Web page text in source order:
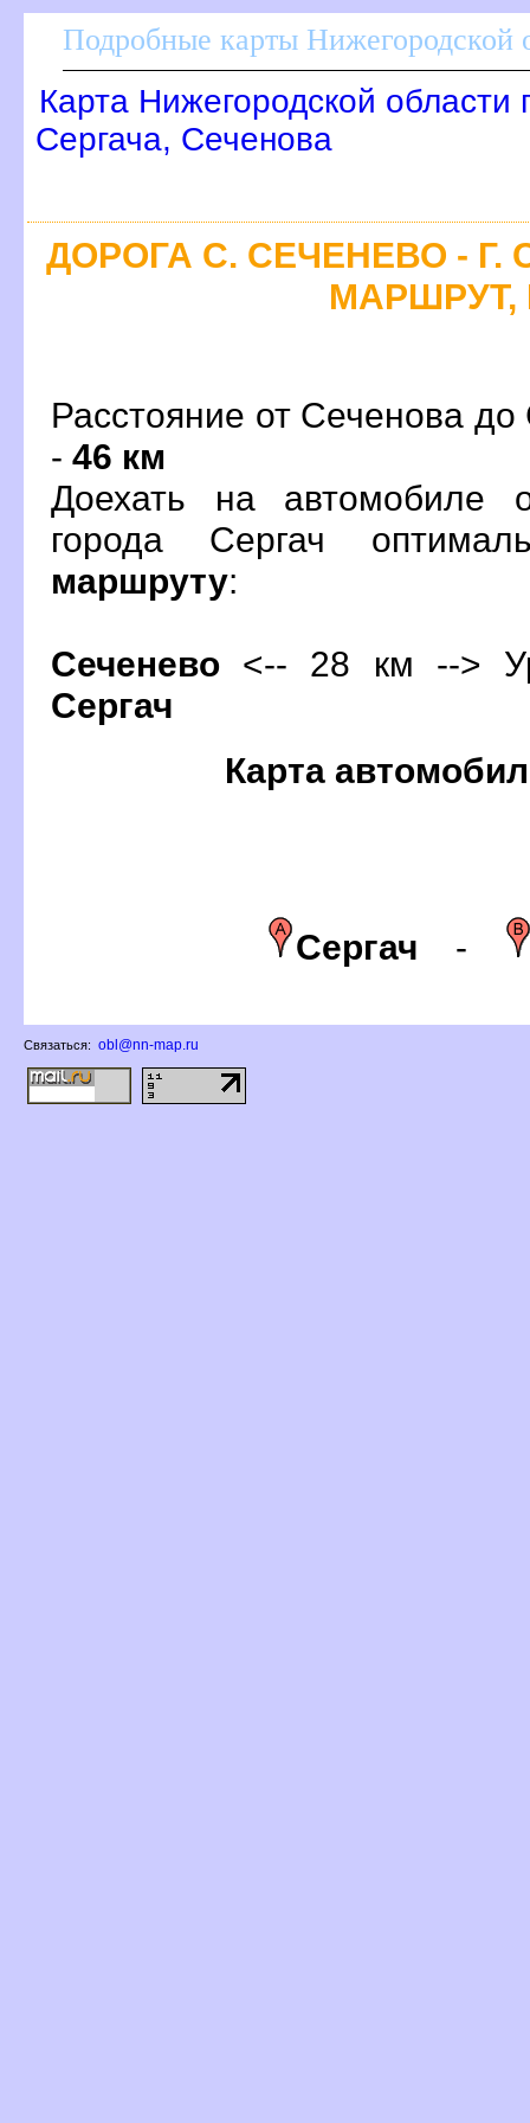
Подробные карты Нижегородской
Карта Нижегородской области
Сергача, Сеченова
ДОРОГА С. СЕЧЕНЕВО - Г.
МАРШРУТ,
Расстояние от Сеченова до
- 46 км
Доехать на автомобиле
орода Сергач
маршруту:
Сеченево <-- 28 км -->
Сергач
Карта
Сергач -
Связаться: obl@nn-map.ru